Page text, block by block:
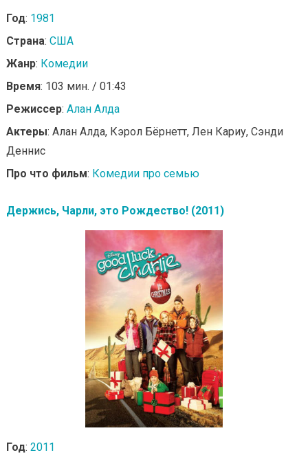
Год: 1981
Страна: США
Жанр: Комедии
Время: 103 мин. / 01:43
Режиссер: Алан Алда
Актеры: Алан Алда, Кэрол Бёрнетт, Лен Кариу, Сэнди
Деннис
Про что фильм: Комедии про семью
Держись, Чарли, это Рождество! (2011)
Год: 2011